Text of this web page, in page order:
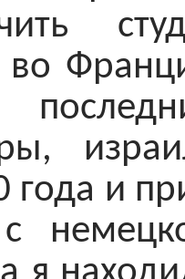
во
года и